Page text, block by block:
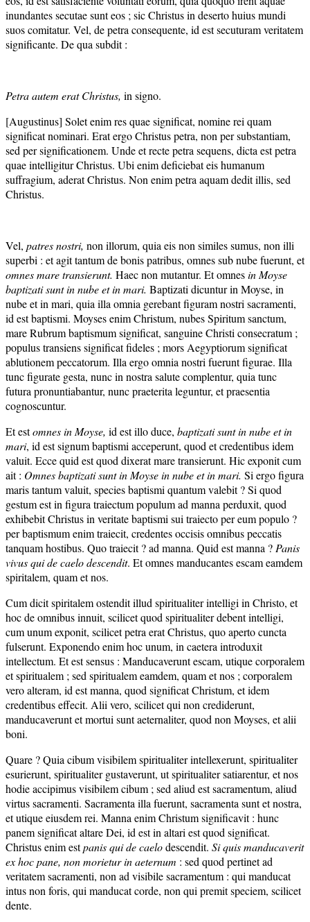
inundantes secutae sunt eos ; sic Christus in deserto huius mundi
suos comitatur. Vel, de petra consequente, id est secuturam veritatem
significante. De qua subdit :
Petra autem erat Christus, in signo.
[Augustinus] Solet enim res quae significat, nomine rei quam
significat nominari. Erat ergo Christus petra, non per substantiam,
sed per significationem. Unde et recte petra sequens, dicta est petra
quae intelligitur Christus. Ubi enim deficiebat eis humanum
suffragium, aderat Christus. Non enim petra aquam dedit illis, sed
Christus.
Vel, patres nostri, non illorum, quia eis non similes sumus, non illi
superbi : et agit tantum de bonis patribus, omnes sub nube fuerunt, et
omnes mare transierunt. Haec non mutantur. Et omnesin Moyse
baptizati sunt in nube et in mari. Baptizati dicuntur in Moyse, in
nube et in mari, quia illa omnia gerebant figuram nostri sacramenti,
id est baptismi. Moyses enim Christum, nubes Spiritum sanctum,
mare Rubrum baptismum significat, sanguine Christi consecratum ;
populus transiens significat fideles ; mors Aegyptiorum significat
ablutionem peccatorum. Illa ergo omnia nostri fuerunt figurae. Illa
tunc figurate gesta, nunc in nostra salute complentur, quia tunc
futura pronuntiabantur, nunc praeterita leguntur, et praesentia
cognoscuntur.
Et estomnesin Moyse, id est illo duce, baptizati sunt in nube et in
mari, id est signum baptismi acceperunt, quod et credentibus idem
valuit. Ecce quid est quod dixerat mare transierunt. Hic exponit cum
ait : Omnes baptizati sunt in Moyse in nube et in mari. Si ergo figura
maris tantum valuit, species baptismi quantum valebit ? Si quod
gestum est in figura traiectum populum ad manna perduxit, quod
exhibebit Christus in veritate baptismi sui traiecto per eum populo ?
per baptismum enim traiecit, credentes occisis omnibus peccatis
tanquam hostibus. Quo traiecit ? ad manna. Quid est manna ? Panis
vivus qui de caelo descendit. Et omnes manducantes escam eamdem
spiritalem, quam et nos.
Cum dicit spiritalem ostendit illud spiritualiter intelligi in Christo, et
hoc de omnibus innuit, scilicet quod spiritualiter debent intelligi,
cum unum exponit, scilicet petra erat Christus, quo aperto cuncta
fulserunt. Exponendo enim hoc unum, in caetera introduxit
intellectum. Et est sensus : Manducaverunt escam, utique corporalem
et spiritualem ; sed spiritualem eamdem, quam et nos ; corporalem
vero alteram, id est manna, quod significat Christum, et idem
credentibus effecit. Alii vero, scilicet qui non crediderunt,
manducaverunt et mortui sunt aeternaliter, quod non Moyses, et alii
boni.
Quare ? Quia cibum visibilem spiritualiter intellexerunt, spiritualiter
esurierunt, spiritualiter gustaverunt, ut spiritualiter satiarentur, et nos
hodie accipimus visibilem cibum ; sed aliud est sacramentum, aliud
virtus sacramenti. Sacramenta illa fuerunt, sacramenta sunt et nostra,
et utique eiusdem rei. Manna enim Christum significavit : hunc
panem significat altare Dei, id est in altari est quod significat.
Christus enim estpanis qui de caelodescendit. Si quis manducaverit
ex hoc pane, non morietur in aeternum : sed quod pertinet ad
veritatem sacramenti, non ad visibile sacramentum : qui manducat
intus non foris, qui manducat corde, non qui premit speciem, scilicet
dente.